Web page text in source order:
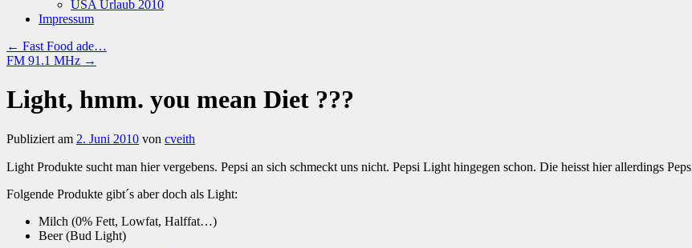
USA Urlaub 2010
Impressum
← Fast Food ade…
FM 91.1 MHz →
Light, hmm. you mean Diet ???
Publiziert am 2. Juni 2010 von cveith
Light Produkte sucht man hier vergebens. Pepsi an sich schmeckt uns nicht. Pepsi Light hingegen schon. Die heisst hier allerdings
Folgende Produkte gibt´s aber doch als Light:
Milch (0% Fett, Lowfat, Halffat…)
Beer (Bud Light)